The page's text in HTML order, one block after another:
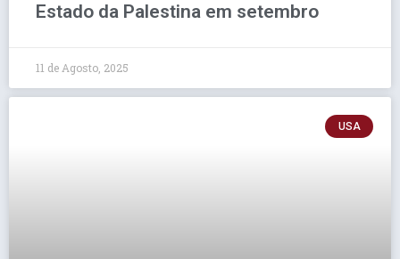
Estado da Palestina em setembro
11 de Agosto, 2025
USA